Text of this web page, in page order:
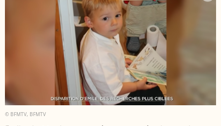
© BFMTV, BFMTV